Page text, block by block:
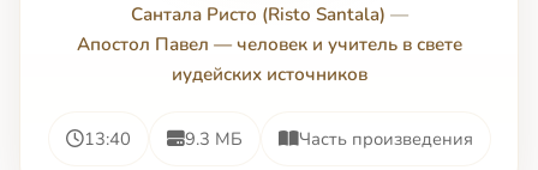
Сантала Ристо (Risto Santala) —
Апостол Павел — человек и учитель в свете
иудейских источников
13:40 9.3 МБ Часть произведения